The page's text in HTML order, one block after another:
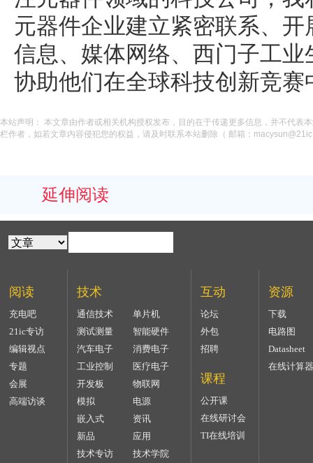
元器件企业建立紧密联系、
信息、媒体网络、西门子工
协助他们在全球科技创新竞赛
本站声明： 本文章由作者或相关机构授权发布，目的在于传递更多信息，并不代表
栏作者，如若文章内容侵犯您的权益，请及时联系本站删除（ 邮箱：
延伸阅读
阅读
充电吧
21ic专访
编辑视点
专题
会展
高端访谈
技术
通信技术
单片机
测试测量
智能硬件
汽车电子
消费电子
工业控制
医疗电子
开发板
物联网
模拟
电源
嵌入式
资讯
新品
应用
技术专访
技术学院
互动
论坛
外包
招聘
课程
公开课
在线研讨会
TI在线培训
资源
下载
电路图
Datasheet
在线计算器